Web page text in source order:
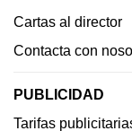
Cartas al director
Contacta con
PUBLICIDAD
Tarifas